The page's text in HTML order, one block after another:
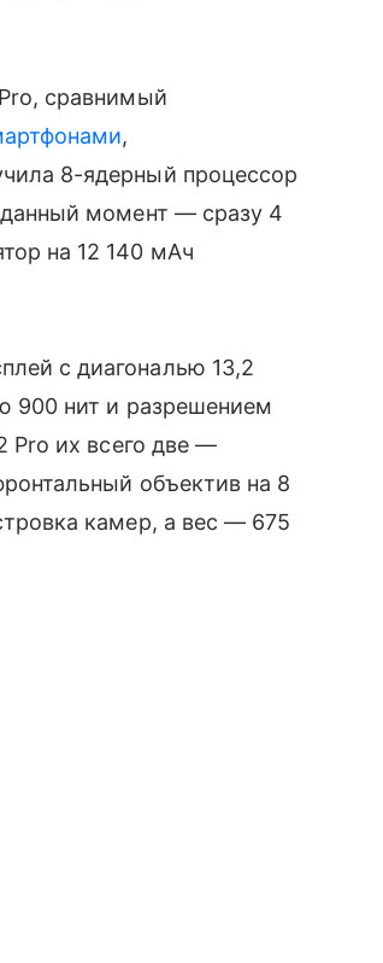
сравнимый
,
8-ядерный процессор
момент — сразу 4
на 12 140 мАч
с диагональю 13,2
900 нит и разрешением
Pro их всего две —
объектив на 8
камер, а вес — 675